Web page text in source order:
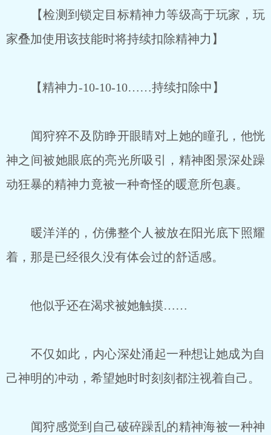
【检测到锁定目标精神力等级高于玩家，玩
家叠加使用该技能时将持续扣除精神力】
【精神力-10-10-10……持续扣除中】
闻狩猝不及防睁开眼睛对上她的瞳孔，他恍
神之间被她眼底的亮光所吸引，精神图景深处躁
动狂暴的精神力竟被一种奇怪的暖意所包裹。
暖洋洋的，仿佛整个人被放在阳光底下照耀
着，那是已经很久没有体会过的舒适感。
他似乎还在渴求被她触摸……
不仅如此，内心深处涌起一种想让她成为自
己神明的冲动，希望她时时刻刻都注视着自己。
闻狩感觉到自己破碎躁乱的精神海被一种神